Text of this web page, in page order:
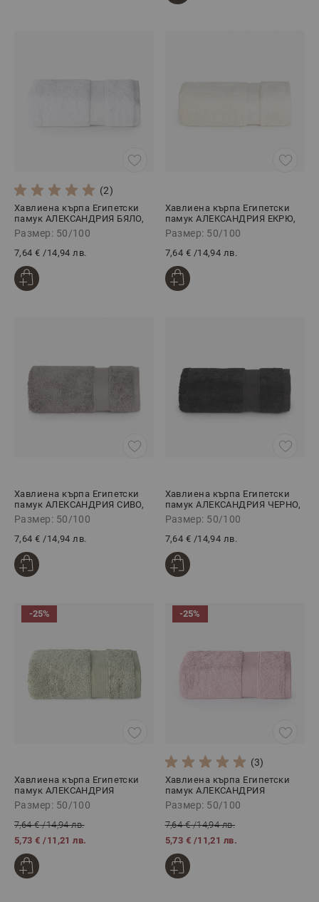
(2)
Хавлиена кърпа Египетски
памук АЛЕКСАНДРИЯ БЯЛО,
50/100
Размер: 50/100
7,64 € /14,94 лв.
Хавлиена кърпа Египетски
памук АЛЕКСАНДРИЯ ЕКРЮ,
50/100
Размер: 50/100
7,64 € /14,94 лв.
Хавлиена кърпа Египетски
памук АЛЕКСАНДРИЯ СИВО,
50/100
Размер: 50/100
7,64 € /14,94 лв.
Хавлиена кърпа Египетски
памук АЛЕКСАНДРИЯ ЧЕРНО,
50/100
Размер: 50/100
7,64 € /14,94 лв.
-25%
Хавлиена кърпа Египетски
памук АЛЕКСАНДРИЯ
ЗЕЛЕНО, 50/100
Размер: 50/100
7,64 €/14,94 лв.
5,73 € /11,21 лв.
-25%
(3)
Хавлиена кърпа Египетски
памук АЛЕКСАНДРИЯ
РОЗОВО, 50/100
Размер: 50/100
7,64 €/14,94 лв.
5,73 € /11,21 лв.